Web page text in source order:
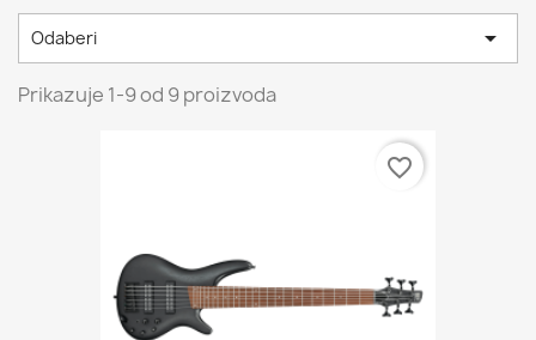
Odaberi 
Prikazuje 1-9 od 9 proizvoda
favorite_border